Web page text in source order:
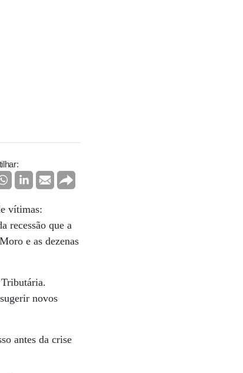
vítimas:
recessão que a
e as dezenas
novos
antes da crise